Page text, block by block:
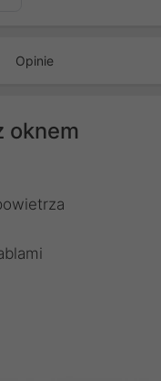
Opinie
oknem